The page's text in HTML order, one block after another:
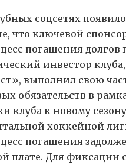
соцсетях
что ключевой
погашения долгов
инвестор
выполнил свою
обязательств в
клуба к новому сезону
хоккейной
погашения
плате. Для фиксации